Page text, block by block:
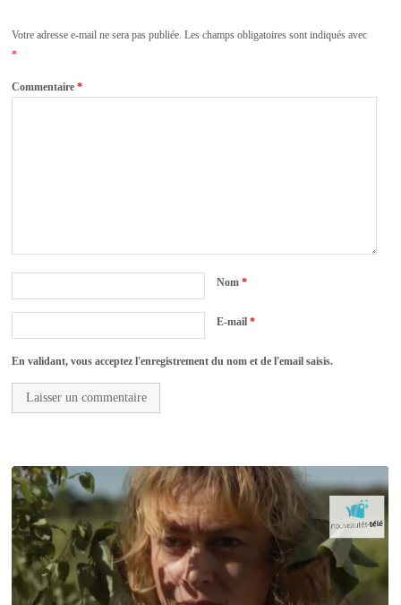
Votre adresse e-mail ne sera pas publiée. Les champs obligatoires sont indiqués avec
*
Commentaire*
Nom*
E-mail*
En validant, vous acceptez l'enregistrement du nom et de l'email saisis.